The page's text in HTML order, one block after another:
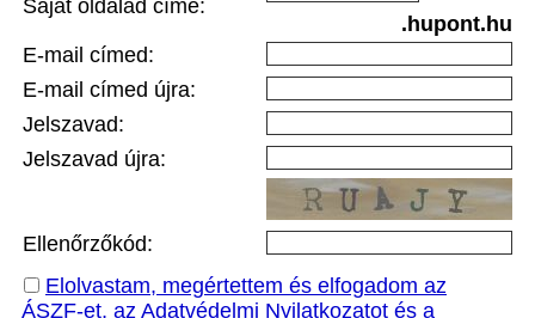
Saját oldalad címe:
.hupont.hu
E-mail címed:
E-mail címed újra:
Jelszavad:
Jelszavad újra:
Ellenőrzőkód:
Elolvastam, megértettem és elfogadom az
ÁSZF-et, az Adatvédelmi Nyilatkozatot és a